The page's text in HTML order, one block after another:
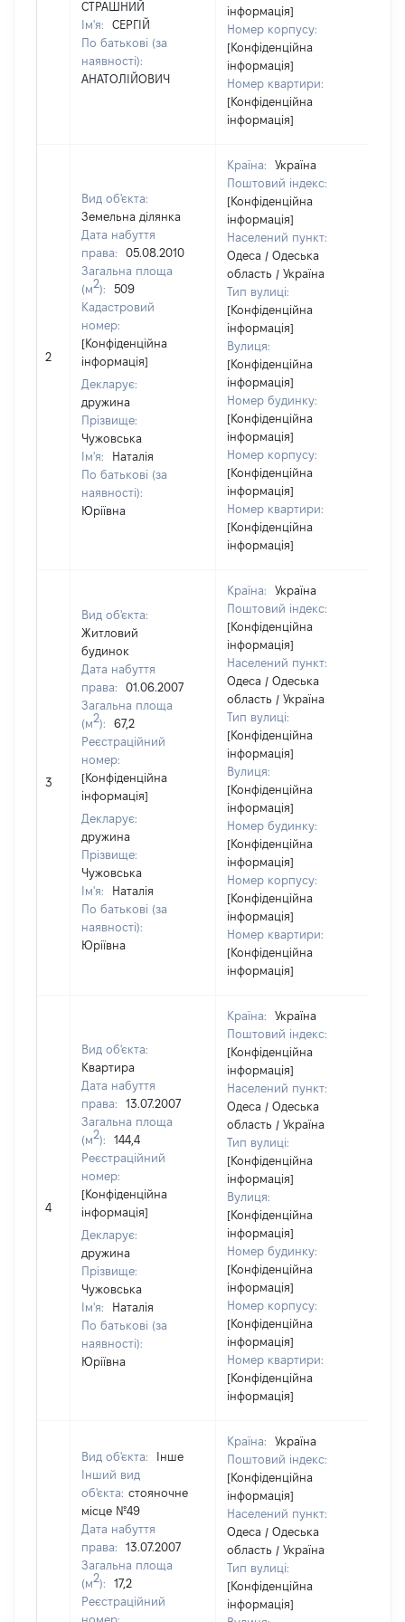
СТРАШНИЙ
Ім'я:
СЕРГІЙ
По батькові (за
наявності):
АНАТОЛІЙОВИЧ
інформація]
Номер корпусу:
[Конфіденційна
інформація]
Номер квартири:
[Конфіденційна
інформація]
2
Вид об'єкта:
Земельна ділянка
Дата набуття
права:
05.08.2010
Загальна площа
(м2):
509
Кадастровий
номер:
[Конфіденційна
інформація]
Декларує:
дружина
Прізвище:
Чужовська
Ім'я:
Наталія
По батькові (за
наявності):
Юріївна
Країна:
Україна
Поштовий індекс:
[Конфіденційна
інформація]
Населений пункт:
Одеса / Одеська
область / Україна
Тип вулиці:
[Конфіденційна
інформація]
Вулиця:
[Конфіденційна
інформація]
Номер будинку:
[Конфіденційна
інформація]
Номер корпусу:
[Конфіденційна
інформація]
Номер квартири:
[Конфіденційна
інформація]
3
Вид об'єкта:
Житловий
будинок
Дата набуття
права:
01.06.2007
Загальна площа
(м2):
67,2
Реєстраційний
номер:
[Конфіденційна
інформація]
Декларує:
дружина
Прізвище:
Чужовська
Ім'я:
Наталія
По батькові (за
наявності):
Юріївна
Країна:
Україна
Поштовий індекс:
[Конфіденційна
інформація]
Населений пункт:
Одеса / Одеська
область / Україна
Тип вулиці:
[Конфіденційна
інформація]
Вулиця:
[Конфіденційна
інформація]
Номер будинку:
[Конфіденційна
інформація]
Номер корпусу:
[Конфіденційна
інформація]
Номер квартири:
[Конфіденційна
інформація]
4
Вид об'єкта:
Квартира
Дата набуття
права:
13.07.2007
Загальна площа
(м2):
144,4
Реєстраційний
номер:
[Конфіденційна
інформація]
Декларує:
дружина
Прізвище:
Чужовська
Ім'я:
Наталія
По батькові (за
наявності):
Юріївна
Країна:
Україна
Поштовий індекс:
[Конфіденційна
інформація]
Населений пункт:
Одеса / Одеська
область / Україна
Тип вулиці:
[Конфіденційна
інформація]
Вулиця:
[Конфіденційна
інформація]
Номер будинку:
[Конфіденційна
інформація]
Номер корпусу:
[Конфіденційна
інформація]
Номер квартири:
[Конфіденційна
інформація]
Вид об'єкта:
Інше
Інший вид
об'єкта: стояночне
місце №49
Дата набуття
права:
13.07.2007
Загальна площа
(м2):
17,2
Реєстраційний
номер:
Країна:
Україна
Поштовий індекс:
[Конфіденційна
інформація]
Населений пункт:
Одеса / Одеська
область / Україна
Тип вулиці:
[Конфіденційна
інформація]